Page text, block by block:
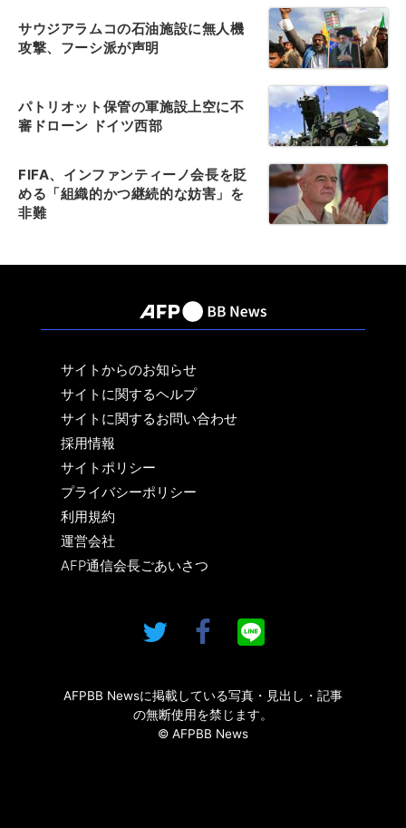
サウジアラムコの石油施設に無人機
攻撃、フーシ派が声明
パトリオット保管の軍施設上空に不
審ドローン ドイツ西部
FIFA、インファンティーノ会長を貶
める「組織的かつ継続的な妨害」を
非難
サイトからのお知らせ
サイトに関するヘルプ
サイトに関するお問い合わせ
採用情報
サイトポリシー
プライバシーポリシー
利用規約
運営会社
AFP通信会長ごあいさつ
AFPBB Newsに掲載している写真・見出し・記事
の無断使用を禁じます。
© AFPBB News